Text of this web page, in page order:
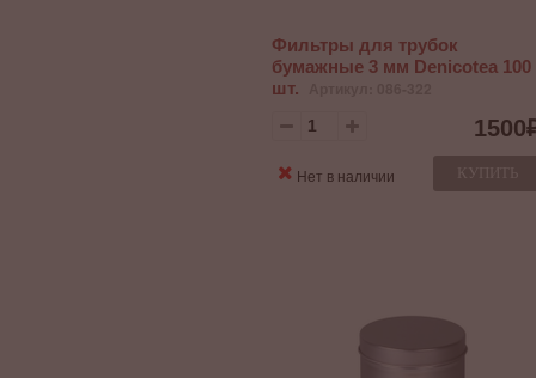
Фильтры для трубок
бумажные 3 мм Denicotea 100
шт.
1500
КУПИТЬ
Нет в наличии